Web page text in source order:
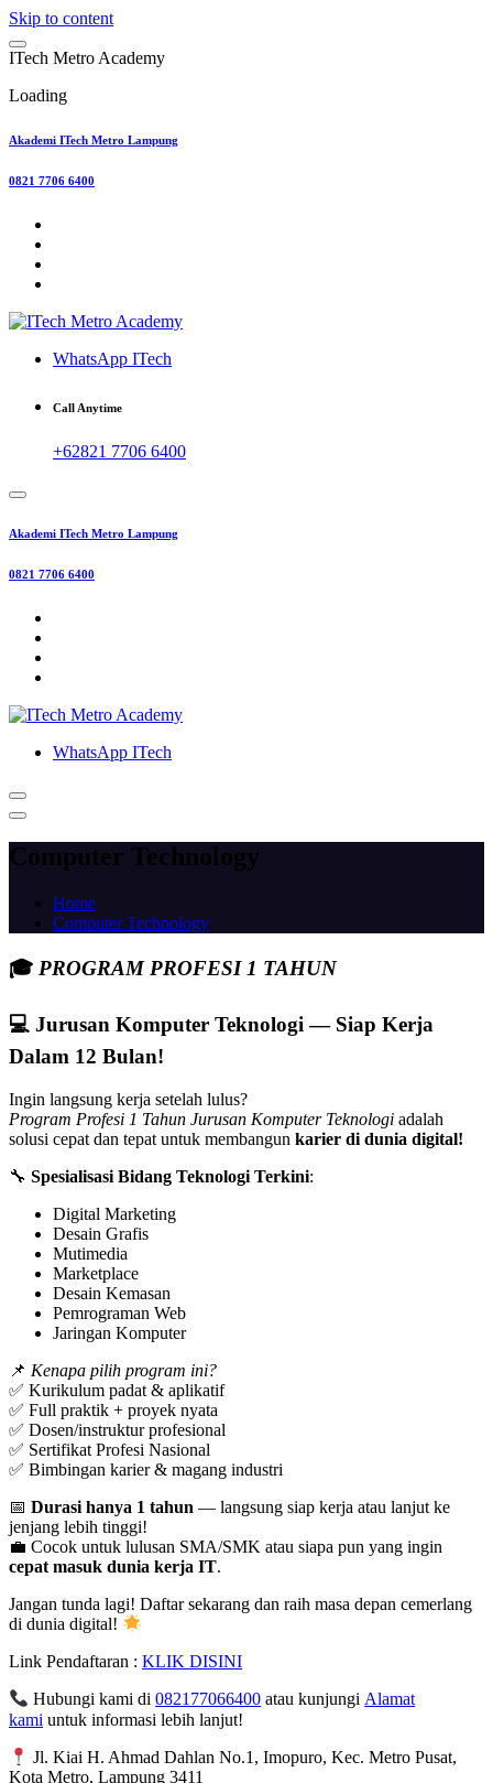
Skip to content
ITech Metro Academy
Loading
Akademi ITech Metro Lampung
0821 7706 6400
WhatsApp ITech
Call Anytime
+62821 7706 6400
Akademi ITech Metro Lampung
0821 7706 6400
WhatsApp ITech
Computer Technology
Home
Computer Technology
🎓 PROGRAM PROFESI 1 TAHUN
💻 Jurusan Komputer Teknologi — Siap Kerja
Dalam 12 Bulan!
Ingin langsung kerja setelah lulus?
Program Profesi 1 Tahun Jurusan Komputer Teknologi adalah
solusi cepat dan tepat untuk membangun karier di dunia digital!
🔧 Spesialisasi Bidang Teknologi Terkini:
Digital Marketing
Desain Grafis
Mutimedia
Marketplace
Desain Kemasan
Pemrograman Web
Jaringan Komputer
📌 Kenapa pilih program ini?
✅ Kurikulum padat & aplikatif
✅ Full praktik + proyek nyata
✅ Dosen/instruktur profesional
✅ Sertifikat Profesi Nasional
✅ Bimbingan karier & magang industri
📅 Durasi hanya 1 tahun — langsung siap kerja atau lanjut ke
jenjang lebih tinggi!
💼 Cocok untuk lulusan SMA/SMK atau siapa pun yang ingin
cepat masuk dunia kerja IT.
Jangan tunda lagi! Daftar sekarang dan raih masa depan cemerlang
di dunia digital!
Link Pendaftaran : KLIK DISINI
Hubungi kami di082177066400 atau kunjungiAlamat
kami untuk informasi lebih lanjut!
Jl. Kiai H. Ahmad Dahlan No.1, Imopuro, Kec. Metro Pusat,
Kota Metro, Lampung 3411